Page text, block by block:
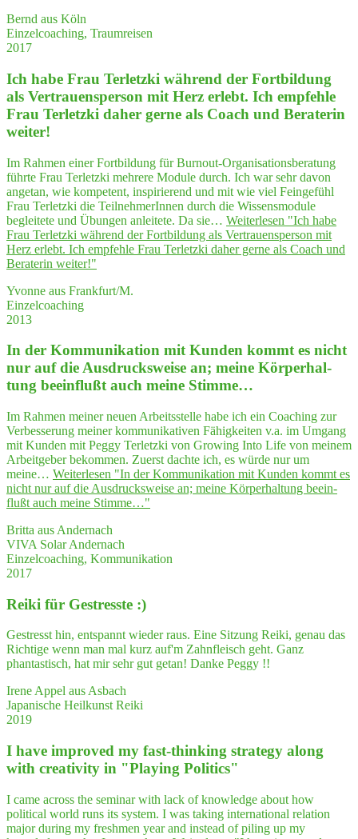
Bernd aus Köln
Einzelcoaching, Traumreisen
2017
Ich habe Frau Ter­letz­ki wäh­rend der Fort­bil­dung
als Ver­trau­ens­per­son mit Herz erlebt. Ich emp­feh­le
Frau Ter­letz­ki daher ger­ne als Coach und Bera­te­rin
weiter!
Im Rahmen einer Fortbildung für Burnout-Organisationsberatung
führte Frau Terletzki mehrere Module durch. Ich war sehr davon
angetan, wie kompetent, inspirierend und mit wie viel Feingefühl
Frau Terletzki die TeilnehmerInnen durch die Wissensmodule
begleitete und Übungen anleitete. Da sie… Weiterlesen "Ich habe
Frau Ter­letz­ki wäh­rend der Fort­bil­dung als Ver­trau­ens­per­son mit
Herz erlebt. Ich emp­feh­le Frau Ter­letz­ki daher ger­ne als Coach und
Bera­te­rin weiter!"
Yvonne aus Frankfurt/M.
Einzelcoaching
2013
In der Kom­mu­ni­ka­ti­on mit Kun­den kommt es nicht
nur auf die Aus­drucks­wei­se an; mei­ne Kör­per­hal­
tung beein­flußt auch mei­ne Stimme…
Im Rahmen meiner neuen Arbeitsstelle habe ich ein Coaching zur
Verbesserung meiner kommunikativen Fähigkeiten v.a. im Umgang
mit Kunden mit Peggy Terletzki von Growing Into Life von meinem
Arbeitgeber bekommen. Zuerst dachte ich, es würde nur um
meine… Weiterlesen "In der Kom­mu­ni­ka­ti­on mit Kun­den kommt es
nicht nur auf die Aus­drucks­wei­se an; mei­ne Kör­per­hal­tung beein­
flußt auch mei­ne Stimme…"
Britta aus Andernach
VIVA Solar Andernach
Einzelcoaching, Kommunikation
2017
Rei­ki für Gestresste :)
Gestresst hin, entspannt wieder raus. Eine Sitzung Reiki, genau das
Richtige wenn man mal kurz auf'm Zahnfleisch geht. Ganz
phantastisch, hat mir sehr gut getan! Danke Peggy !!
Irene Appel aus Asbach
Japanische Heilkunst Reiki
2019
I have impro­ved my fast-thin­king stra­tegy along
with crea­ti­vi­ty in "Play­ing Politics"
I came across the seminar with lack of knowledge about how
political world runs its system. I was taking international relation
major during my freshmen year and instead of piling up my